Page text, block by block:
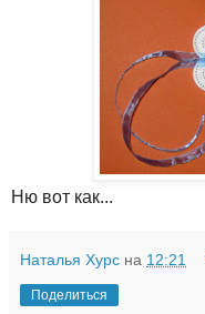
Ню вот как...
Наталья Хурс на 12:21
Поделиться